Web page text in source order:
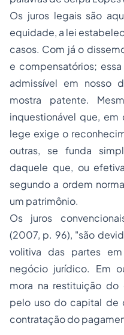
Os juros legais são
equidade, a lei
casos. Com já o
e compensatórios;
admissível em nosso
mostra patente.
inquestionável que,
lege exige o
outras, se funda
daquele que, ou
segundo a ordem
um patrimônio.
Os juros
(2007, p. 96), "são
volitiva das partes
negócio jurídico. Em
mora na restituição
pelo uso do capital de
contratação do